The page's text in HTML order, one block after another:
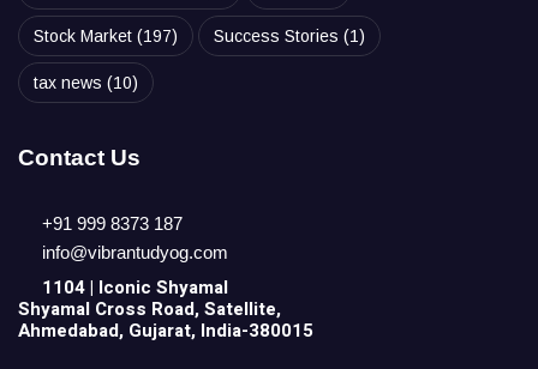
Stock Market (197) Success Stories (1)
tax news (10)
Contact Us
+91 999 8373 187
info@vibrantudyog.com
1104 | Iconic Shyamal
Shyamal Cross Road, Satellite,
Ahmedabad, Gujarat, India-380015